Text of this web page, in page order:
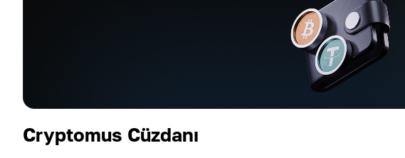
Cryptomus Cüzdanı